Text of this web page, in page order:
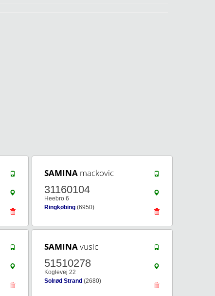
SAMINA mackovic
31160104
Heebro 6
Ringkøbing (6950)
SAMINAvusic
51510278
Koglevej 22
Solrød Strand (2680)